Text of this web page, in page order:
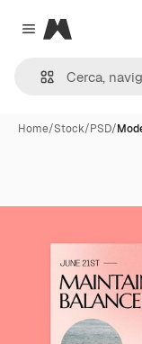
Close menu
Magnific
Home/Stock/PSD/